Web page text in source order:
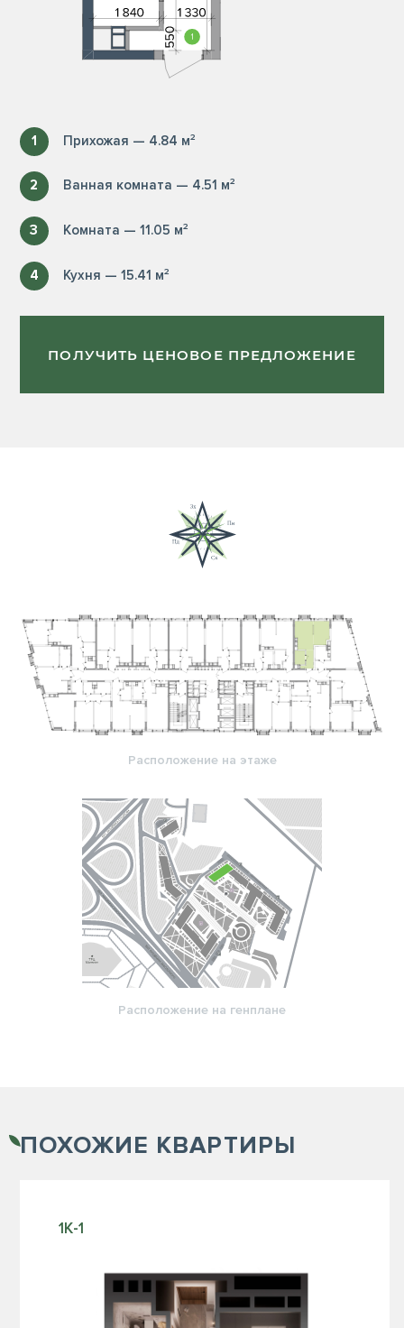
1 Прихожая — 4.84 м²
2 Ванная комната — 4.51 м²
3 Комната — 11.05 м²
4 Кухня — 15.41 м²
ПОЛУЧИТЬ ЦЕНОВОЕ ПРЕДЛОЖЕНИЕ
Расположение на этаже
Расположение на генплане
ПОХОЖИЕ КВАРТИРЫ
1К-1